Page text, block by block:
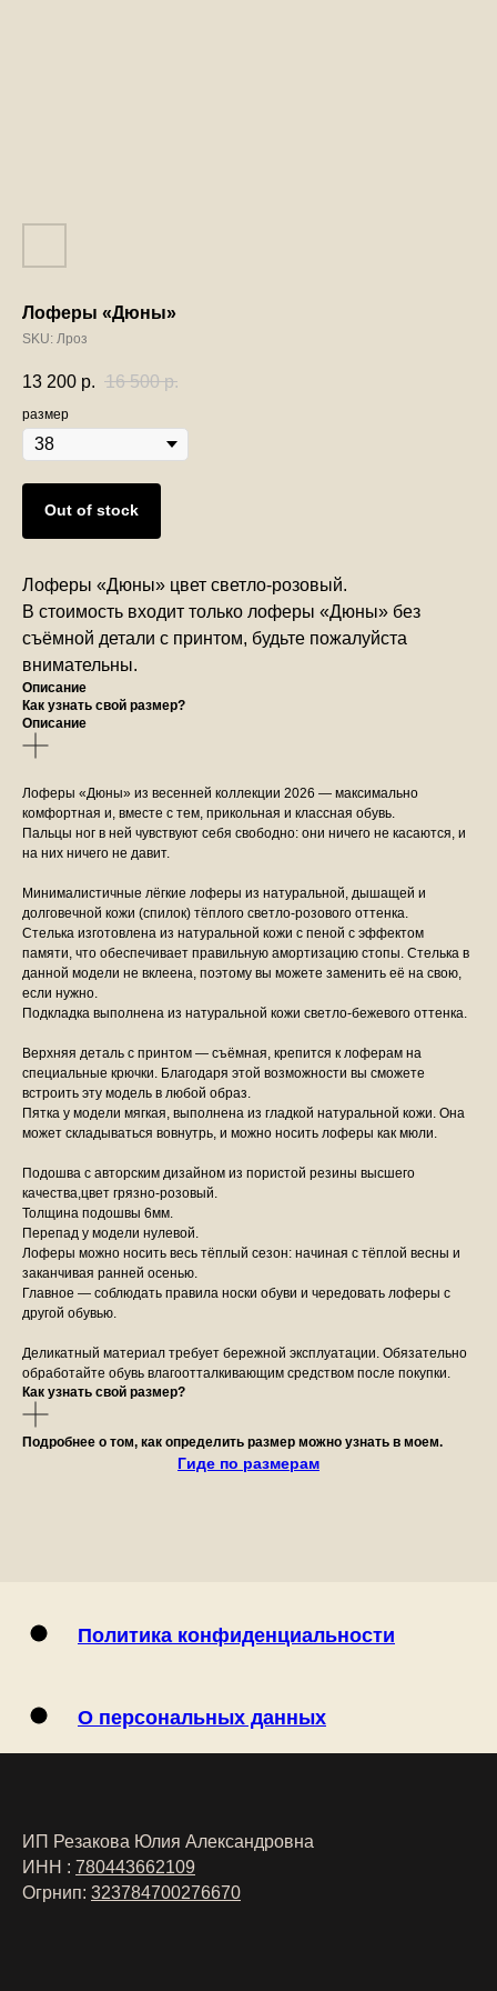
Лоферы «Дюны»
SKU: Лроз
13 200 р. 16 500 р.
размер
Out of stock
Лоферы «Дюны» цвет светло-розовый.
В стоимость входит только лоферы «Дюны» без
съёмной детали с принтом, будьте пожалуйста
внимательны.
Описание
Как узнать свой размер?
Описание
Лоферы «Дюны» из весенней коллекции 2026 — максимально
комфортная и, вместе с тем, прикольная и классная обувь.
Пальцы ног в ней чувствуют себя свободно: они ничего не касаются, и
на них ничего не давит.
Минималистичные лёгкие лоферы из натуральной, дышащей и
долговечной кожи (спилок) тёплого светло-розового оттенка.
Стелька изготовлена из натуральной кожи с пеной с эффектом
памяти, что обеспечивает правильную амортизацию стопы. Стелька в
данной модели не вклеена, поэтому вы можете заменить её на свою,
если нужно.
Подкладка выполнена из натуральной кожи светло-бежевого оттенка.
Верхняя деталь с принтом — съёмная, крепится к лоферам на
специальные крючки. Благодаря этой возможности вы сможете
встроить эту модель в любой образ.
Пятка у модели мягкая, выполнена из гладкой натуральной кожи. Она
может складываться вовнутрь, и можно носить лоферы как мюли.
Подошва с авторским дизайном из пористой резины высшего
качества,цвет грязно-розовый.
Толщина подошвы 6мм.
Перепад у модели нулевой.
Лоферы можно носить весь тёплый сезон: начиная с тёплой весны и
заканчивая ранней осенью.
Главное — соблюдать правила носки обуви и чередовать лоферы с
другой обувью.
Деликатный материал требует бережной эксплуатации. Обязательно
обработайте обувь влагоотталкивающим средством после покупки.
Как узнать свой размер?
Подробнее о том, как определить размер можно узнать в моем.
Гиде по размерам
Политика конфиденциальности
О персональных данных
ИП Резакова Юлия Александровна
ИНН : 780443662109
Огрнип: 323784700276670